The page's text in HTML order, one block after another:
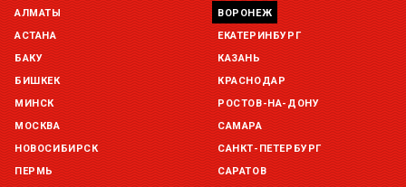
АЛМАТЫ
АСТАНА
БАКУ
БИШКЕК
ВОРОНЕЖ
ЕКАТЕРИНБУРГ
КАЗАНЬ
КРАСНОДАР
МИНСК
МОСКВА
НОВОСИБИРСК
ПЕРМЬ
РОСТОВ-НА-ДОНУ
САМАРА
САНКТ-ПЕТЕРБУРГ
САРАТОВ